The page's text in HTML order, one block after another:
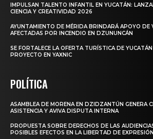
IMPULSAN TALENTO INFANTIL EN YUCATÁN:
CIENCIA Y CREATIVIDAD 2026
AYUNTAMIENTO DE MÉRIDA BRINDARÁ APOYO DE
AFECTADAS POR INCENDIO EN DZUNUNCÁN
SE FORTALECE LA OFERTA TURÍSTICA DE
PROYECTO EN YAXNIC
POLÍTICA
ASAMBLEA DE MORENA EN DZIDZANTÚN GENERA
ASISTENCIA Y AVIVA DISPUTA INTERNA
PROPUESTA SOBRE DERECHOS DE LAS
POSIBLES EFECTOS EN LA LIBERTAD DE EXPRESIÓN